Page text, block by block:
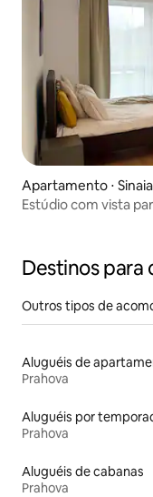
Apartamento ⋅ Sinaia
Estúdio com vista
Destinos para
Outros tipos de
Aluguéis de
Prahova
Prahova
Aluguéis de cabanas
Prahova